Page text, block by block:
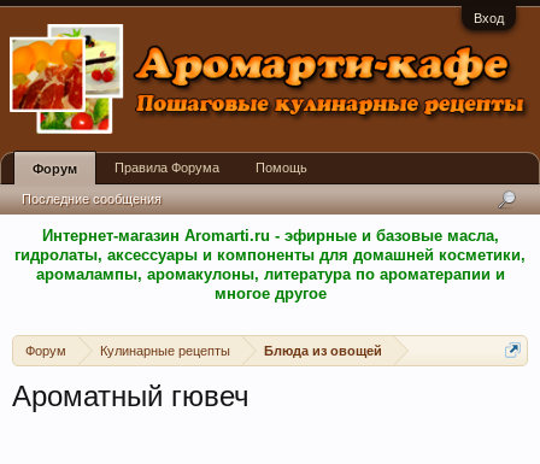
Вход
Интернет-магазин Aromarti.ru - эфирные и базовые масла,
гидролаты, аксессуары и компоненты для домашней косметики,
аромалампы, аромакулоны, литература по ароматерапии и
многое другое
Форум Кулинарные рецепты Блюда из овощей
Ароматный гювеч
Форум
Последние сообщения
Правила Форума Помощь